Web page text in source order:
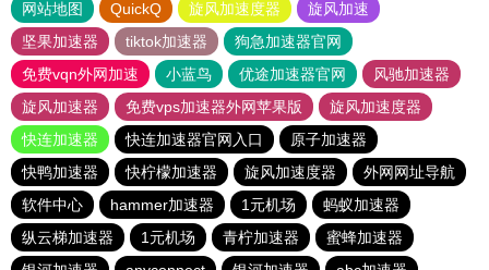
网站地图 QuickQ 旋风加速度器
旋风加速
坚果加速器
tiktok加速器
狗急加速器官网
免费vqn外网加速
小蓝鸟 优途加速器官网
风驰加速器
旋风加速器
免费vps加速器外网苹果版
旋风加速度器
快连加速器
快连加速器官网入口
原子加速器
快鸭加速器
快柠檬加速器 旋风加速度器
外网网址导航
软件中心
hammer加速器 1元机场
蚂蚁加速器
纵云梯加速器
1元机场 青柠加速器
蜜蜂加速器